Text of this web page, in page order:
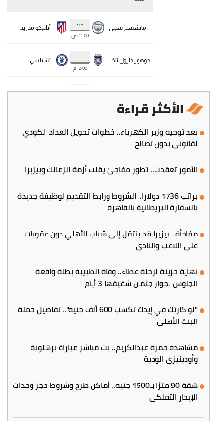
الأكثر قراءة
بعد توجيه وزير الكهرباء.. خطوات تحويل العداد الكودي
لقانوني بدون تصالح
الأمور تعقدت.. تطور مفاجئ يقلب أزمة الزمالك وبيزيرا
براتب 1736 دولارا.. الشروط ورابط التقديم لوظيفة جديدة
بالسفارة البريطانية بالقاهرة
مفاجأة.. بيزيرا قد ينتقل إلى شباب الأهلي دون عقوبات
على اللاعب والنادي
نهاية حزينة لرحلة عطاء.. وفاة الطبيبة بطلة واقعة
الجلوس بجوار جثمان شقيقها 3 أيام
"لو كارتك في إيدك تكسب 600 ألف جنيه".. تفاصيل حملة
البنك الأهلي
مشاهدة حمزة عبدالكريم.. بث مباشر مباراة برشلونة
وأودينيزي الودية
شقة 90 مترًا بـ1500 جنيه.. أماكن طرح وشروط حجز وحدات
الإيجار التملكي